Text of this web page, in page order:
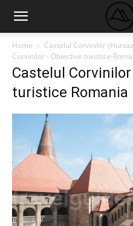
Home Castelul Corvinilor
Corvinilor - Obiective turistice
Castelul
turistice Romania